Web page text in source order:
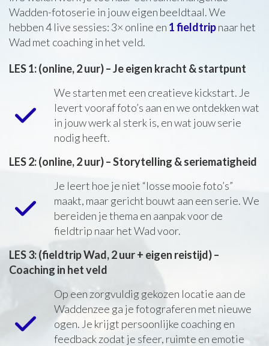
Wadden-fotoserie in jouw eigen beeldtaal. We
hebben 4 live sessies: 3× online en 1 fieldtripnaar het
Wad met coaching in het veld.
LES 1: (online, 2 uur) – Je eigen kracht & startpunt
We starten met een creatieve kickstart. Je
levert vooraf foto’s aan en we ontdekken wat
in jouw werk al sterk is, en wat jouw serie
nodig heeft.
LES 2: (online, 2 uur) – Storytelling & seriematigheid
Je leert hoe je niet “losse mooie foto’s”
maakt, maar gericht bouwt aan een serie. We
bereiden je thema en aanpak voor de
fieldtrip naar het Wad voor.
LES 3: (fieldtrip Wad, 2 uur + eigen reistijd) –
Coaching in het veld
Op een zorgvuldig gekozen locatie aan de
Waddenzee ga je fotograferen met nieuwe
ogen. Je krijgt persoonlijke coaching en
feedback zodat je sfeer, ruimte en emotie